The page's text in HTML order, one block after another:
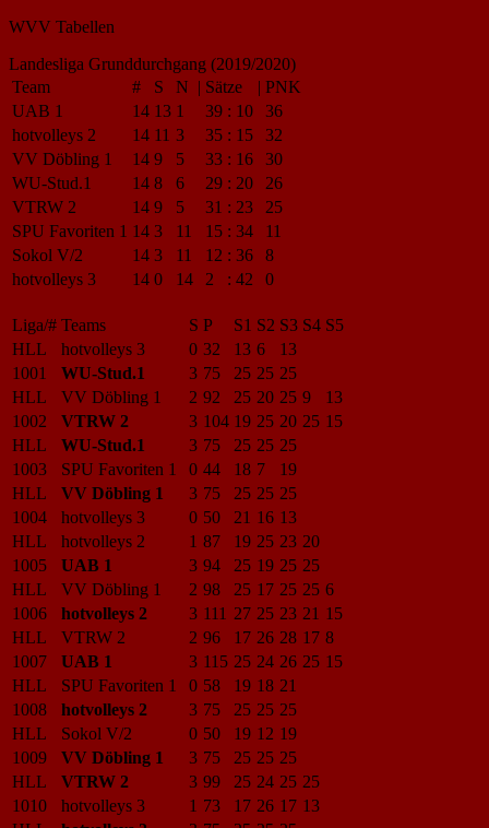
WVV Tabellen
Landesliga Grunddurchgang (2019/2020)
Team
# S N | Sätze | PNK
UAB 1
14 13 1 39 : 10
36
hotvolleys 2
14 11 3 35 : 15
32
VV Döbling 1
14 9 5 33 : 16
30
WU-Stud.1
14 8 6 29 : 20
26
VTRW 2
14 9 5 31 : 23
25
SPU Favoriten 1 14 3 11 15 : 34
11
Sokol V/2
14 3 11 12 : 36
8
hotvolleys 3
14 0 14 2 : 42 0
Liga/# Teams S P S1 S2 S3 S4 S5
HLL
hotvolleys 3 0 32 13 6
13
1001
WU-Stud.1 3 75 25 25 25
HLL
VV Döbling 1 2 92 25 20 25 9
13
1002
VTRW 2 3 104 19 25 20 25 15
HLL
WU-Stud.1 3 75 25 25 25
1003
SPU Favoriten 1 0 44 18 7
19
HLL
VV Döbling 1 3 75 25 25 25
1004
hotvolleys 3 0 50 21 16 13
HLL
hotvolleys 2 1 87 19 25 23 20
1005
UAB 1 3 94 25 19 25 25
HLL
VV Döbling 1 2 98 25 17 25 25 6
1006
hotvolleys 2 3 111 27 25 23 21 15
HLL
VTRW 2 2 96 17 26 28 17 8
1007
UAB 1 3 115 25 24 26 25 15
HLL
SPU Favoriten 1 0 58 19 18 21
1008
hotvolleys 2 3 75 25 25 25
HLL
Sokol V/2 0 50 19 12 19
1009
VV Döbling 1 3 75 25 25 25
HLL
VTRW 2 3 99 25 24 25 25
1010
hotvolleys 3 1 73 17 26 17 13